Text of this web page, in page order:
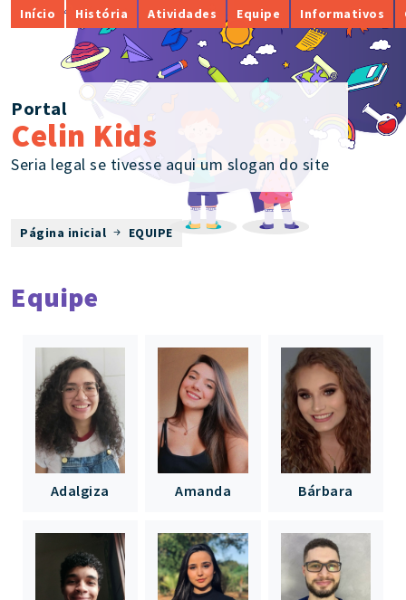
Início História Atividades Equipe Informativos
Portal
Celin Kids
Seria legal se tivesse aqui um slogan do site
Página inicial EQUIPE
Equipe
Adalgiza Amanda Bárbara